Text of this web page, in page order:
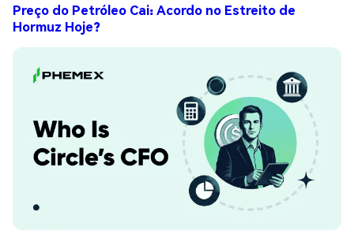
Preço do Petróleo Cai: Acordo no Estreito de
Hormuz Hoje?